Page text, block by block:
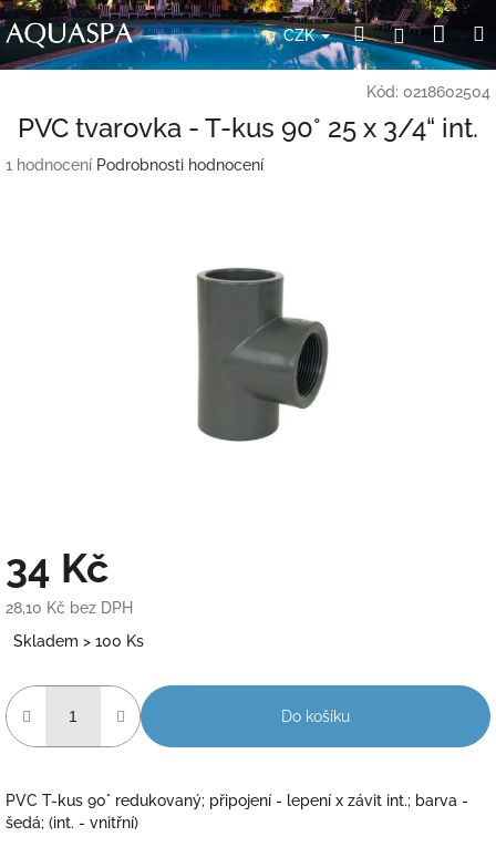
Přejít
na
obsah
CZK HledatPřihlášení
Kód: 0218602504
PVC tvarovka - T-kus 90° 25 x 3/4“ int.
Průměrné
1 hodnocení Podrobnosti hodnocení
34 Kč
28,10 Kč bez DPH
cena:
Skladem > 100 Ks
Do košíku
PVC T-kus 90° redukovaný; připojení - lepení x závit int.; barva -
šedá; (int. - vnitřní)